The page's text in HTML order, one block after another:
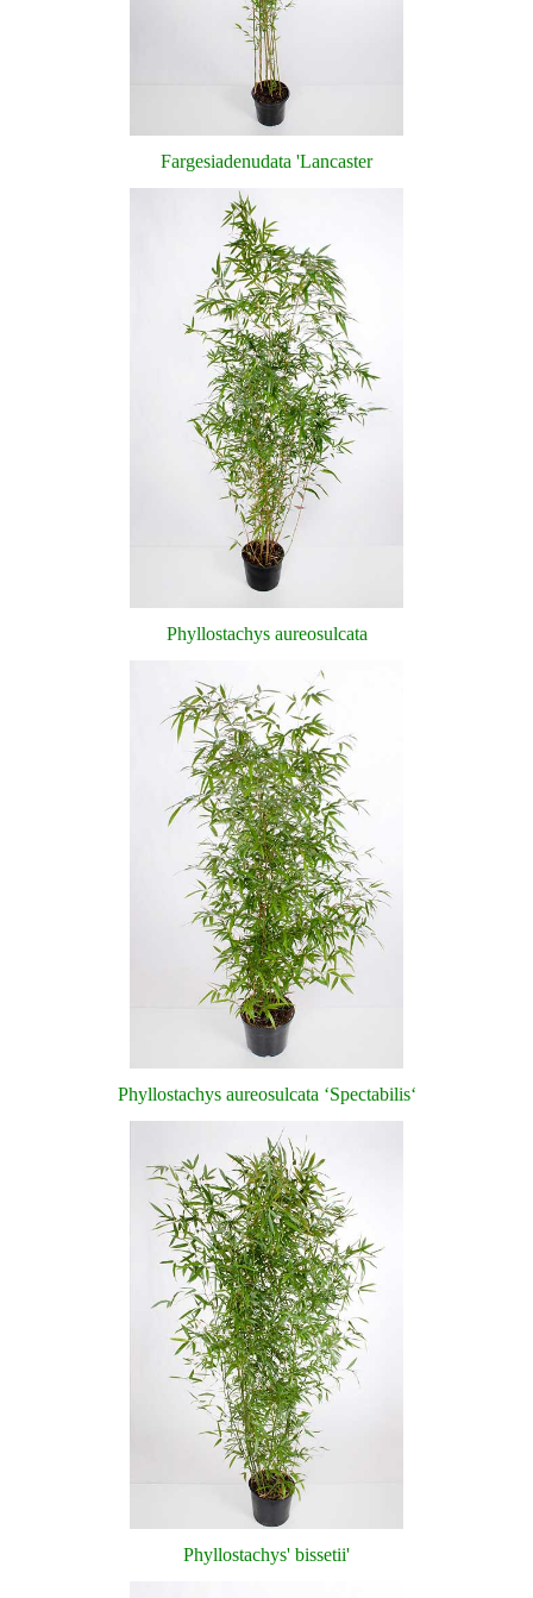
Fargesiadenudata 'Lancaster
Phyllostachys aureosulcata
Phyllostachys aureosulcata ‘Spectabilis‘
Phyllostachys' bissetii'